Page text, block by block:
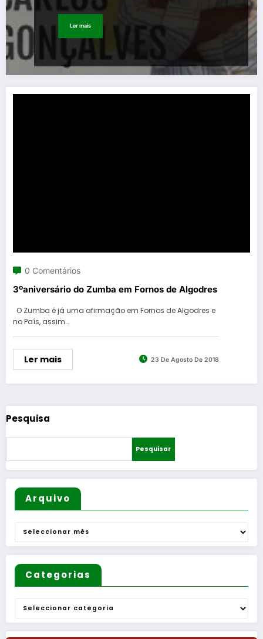
Ler mais
0 Comentários
3ºaniversário do Zumba em Fornos de Algodres
O Zumba é já uma afirmação em Fornos de Algodres e
no País, assim…
Ler mais 23 De Agosto De 2018
Pesquisa
Pesquisar
Arquivo
Arquivo
Categorias
Categorias